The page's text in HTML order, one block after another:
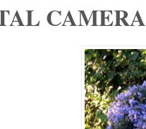
CAMERA